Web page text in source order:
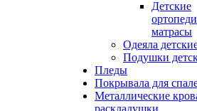
Детские
матрасы
Одеяла
Подушки
Пледы
Покрывала для
Металлические
раскладушки